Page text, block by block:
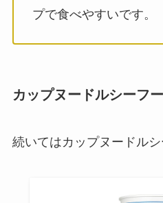
プで食べやすいです。
カップヌードルシーフ
続いてはカップヌードルシ